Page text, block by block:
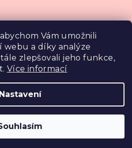
Vám umožnili
a díky analýze
zlepšovali jeho funkce,
Více informací
Nastavení
Shoptet